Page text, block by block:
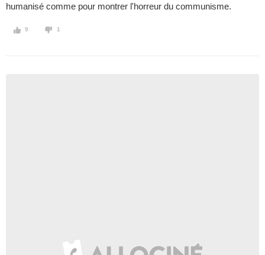
humanisé comme pour montrer l'horreur du communisme.
9 1